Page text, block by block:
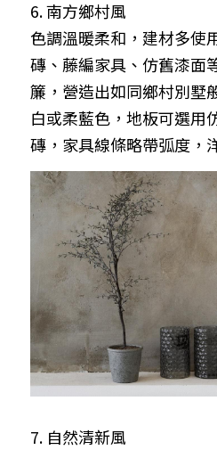
6. 南方鄉村風
色調溫暖柔和，建材多使
磚、藤編家具、仿舊漆面
簾，營造出如同鄉村別墅
白或柔藍色，地板可選用
磚，家具線條略帶弧度，
7. 自然清新風